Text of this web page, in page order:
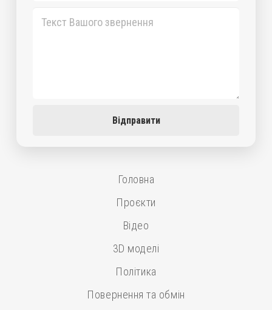
Відправити
Головна
Проєкти
Відео
3D моделі
Політика
Повернення та обмін